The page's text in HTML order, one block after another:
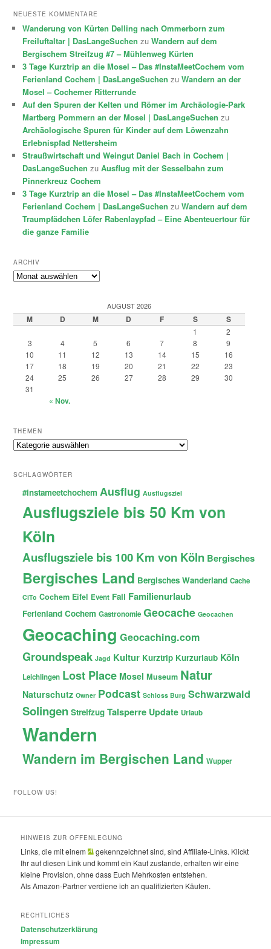
NEUESTE KOMMENTARE
Wanderung von Kürten Delling nach Ommerborn zum
Freiluftaltar | DasLangeSuchen zuWandern auf dem
Bergischem Streifzug #7 – Mühlenweg Kürten
3 Tage Kurztrip an die Mosel – Das #InstaMeetCochem vom
Ferienland Cochem | DasLangeSuchen zuWandern an der
Mosel – Cochemer Ritterrunde
Auf den Spuren der Kelten und Römer im Archäologie-Park
Martberg Pommern an der Mosel | DasLangeSuchen zu
Archäologische Spuren für Kinder auf dem Löwenzahn
Erlebnispfad Nettersheim
Straußwirtschaft und Weingut Daniel Bach in Cochem |
DasLangeSuchen zuAusflug mit der Sesselbahn zum
Pinnerkreuz Cochem
3 Tage Kurztrip an die Mosel – Das #InstaMeetCochem vom
Ferienland Cochem | DasLangeSuchen zuWandern auf dem
Traumpfädchen Löfer Rabenlaypfad – Eine Abenteuertour für
die ganze Familie
ARCHIV
Archiv
AUGUST 2026
M D M D F S S
1
2
3
4 5 6 7 8
9
10
11 12 13 14 15
16
17
18 19 20 21 22
23
24
25 26 27 28 29
30
31
« Nov.
THEMEN
Themen
SCHLAGWÖRTER
#instameetchochem Ausflug Ausflugsziel
Ausflugsziele bis 50 Km von
Köln
Ausflugsziele bis 100 Km von Köln Bergisches
Bergisches Land Bergisches Wanderland Cache
CiTo Cochem Eifel Event Fail Familienurlaub
Ferienland Cochem Gastronomie Geocache Geocachen
Geocaching Geocaching.com
Groundspeak Jagd Kultur Kurztrip Kurzurlaub Köln
Leichlingen Lost Place Mosel Museum Natur
Naturschutz Owner Podcast Schloss Burg Schwarzwald
Solingen Streifzug Talsperre Update Urlaub
Wandern
Wandern im Bergischen Land Wupper
FOLLOW US!
HINWEIS ZUR OFFENLEGUNG
Links, die mit einem
gekennzeichnet sind, sind Affiliate-Links. Klickt
Ihr auf diesen Link und kommt ein Kauf zustande, erhalten wir eine
kleine Provision, ohne dass Euch Mehrkosten entstehen.
Als Amazon-Partner verdiene ich an qualifizierten Käufen.
RECHTLICHES
Datenschutzerklärung
Impressum